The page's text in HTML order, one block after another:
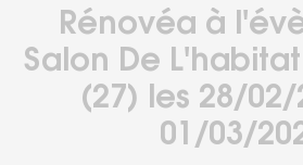
Rénovéa à
Salon De
(27) les 28/02/
01/03/